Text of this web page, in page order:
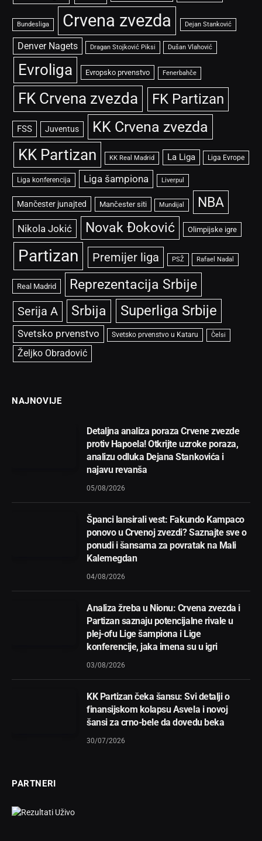
Bundesliga Crvena zvezda Dejan Stanković
Denver Nagets Dragan Stojković Piksi Dušan Vlahović
Evroliga Evropsko prvenstvo Fenerbahče
FK Crvena zvezda FK Partizan
FSS Juventus KK Crvena zvezda
KK Partizan KK Real Madrid La Liga Liga Evrope
Liga konferencija Liga šampiona Liverpul
Mančester junajted Mančester siti Mundijal NBA
Nikola Jokić Novak Đoković Olimpijske igre
Partizan Premijer liga PSŽ Rafael Nadal
Real Madrid Reprezentacija Srbije
Serija A Srbija Superliga Srbije
Svetsko prvenstvo Svetsko prvenstvo u Kataru Čelsi
Željko Obradović
NAJNOVIJE
Detaljna analiza poraza Crvene zvezde
protiv Hapoela! Otkrijte uzroke poraza,
analizu odluka Dejana Stankovića i
najavu revanša
05/08/2026
Španci lansirali vest: Fakundo Kampaco
ponovo u Crvenoj zvezdi? Saznajte sve o
ponudi i šansama za povratak na Mali
Kalemegdan
04/08/2026
Analiza žreba u Nionu: Crvena zvezda i
Partizan saznaju potencijalne rivale u
plej-ofu Lige šampiona i Lige
konferencije, jaka imena su u igri
03/08/2026
KK Partizan čeka šansu: Svi detalji o
finansijskom kolapsu Asvela i novoj
šansi za crno-bele da dovedu beka
30/07/2026
PARTNERI